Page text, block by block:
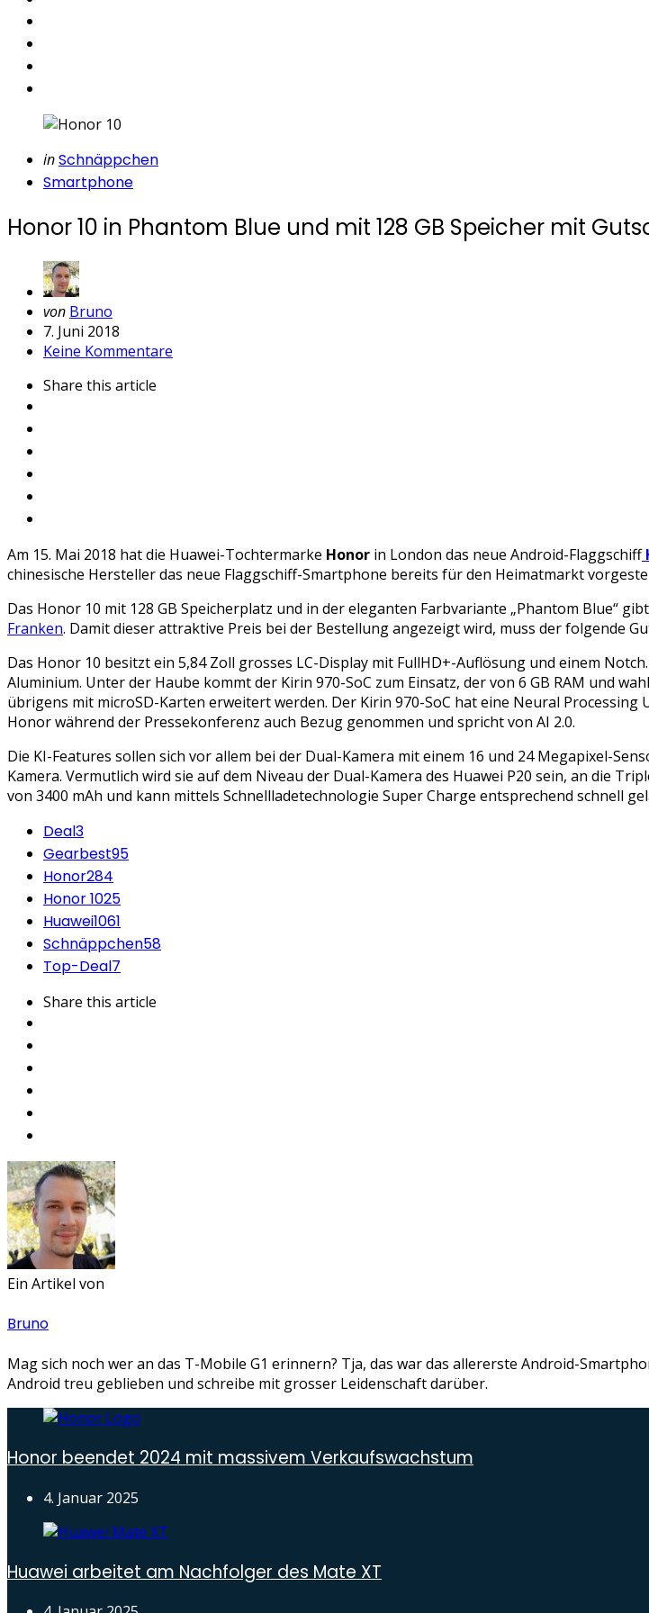
Categories
Posted
in
inSchnäppchen
Smartphone
Honor 10 in Phantom Blue und mit 128 GB Speicher mit
Geschrieben
von
von Bruno
7. Juni 2018
Keine Kommentare
Share this article
Am 15. Mai 2018 hat die Huawei-Tochtermarke Honor in London das neue Android-Flaggschiff
chinesische Hersteller das neue Flaggschiff-Smartphone bereits für den Heimatmarkt
Das Honor 10 mit 128 GB Speicherplatz und in der eleganten Farbvariante „Phantom Blue“
Franken. Damit dieser attraktive Preis bei der Bestellung angezeigt wird, muss der folgende
Das Honor 10 besitzt ein 5,84 Zoll grosses LC-Display mit FullHD+-Auflösung und einem
Aluminium. Unter der Haube kommt der Kirin 970-SoC zum Einsatz, der von 6 GB RAM und
übrigens mit microSD-Karten erweitert werden. Der Kirin 970-SoC hat eine Neural
Honor während der Pressekonferenz auch Bezug genommen und spricht von AI 2.0.
Die KI-Features sollen sich vor allem bei der Dual-Kamera mit einem 16 und 24 Megapixel-
Kamera. Vermutlich wird sie auf dem Niveau der Dual-Kamera des Huawei P20 sein, an die
von 3400 mAh und kann mittels Schnellladetechnologie Super Charge entsprechend schnell
Deal3
Gearbest95
Honor284
Honor 1025
Huawei1061
Schnäppchen58
Top-Deal7
Share this article
Ein Artikel von
Bruno
Mag sich noch wer an das T-Mobile G1 erinnern? Tja, das war das allererste Android-
Android treu geblieben und schreibe mit grosser Leidenschaft darüber.
Honor beendet 2024 mit massivem Verkaufswachstum
4. Januar 2025
Huawei arbeitet am Nachfolger des Mate XT